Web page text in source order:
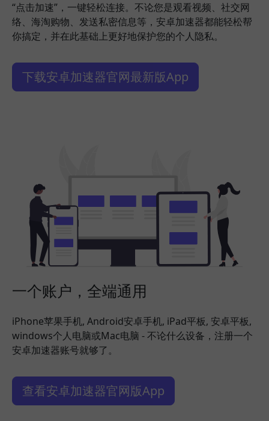
“点击加速”，一键轻松连接。不论您是观看视频、社交网
络、海淘购物、发送私密信息等，安卓加速器都能轻松帮
你搞定，并在此基础上更好地保护您的个人隐私。
下载安卓加速器官网最新版App
一个账户，全端通用
iPhone苹果手机, Android安卓手机, iPad平板, 安卓平板,
windows个人电脑或Mac电脑 - 不论什么设备，注册一个
安卓加速器账号就够了。
查看安卓加速器官网版App